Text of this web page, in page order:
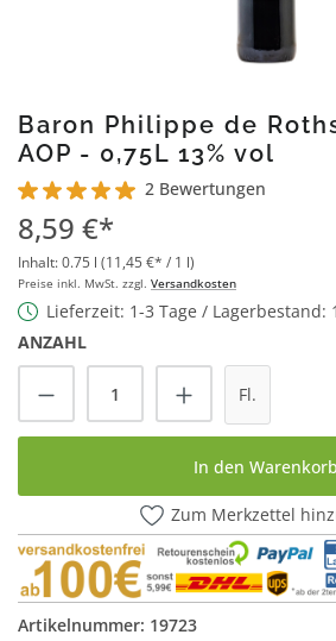
Baron Philippe de
AOP - 0,75L 13% vol
Durchschnittliche Bewertung von 5 von
2 Bewertungen
8,59 €*
Inhalt:0.75 l (11,45 €* / 1 l)
Preise inkl. MwSt. zzgl. Versandkosten
Lieferzeit: 1-3 Tage / Lagerbestand: 1
ANZAHL
Produkt Anzahl: Gib
Fl.
In den Warenkorb
Zum Merkzettel
Artikelnummer: 19723